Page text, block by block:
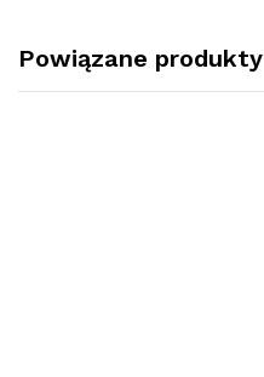
Powiązane produkty